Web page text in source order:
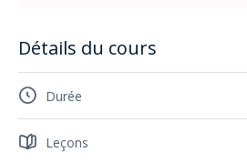
Détails du cours
Durée
Leçons